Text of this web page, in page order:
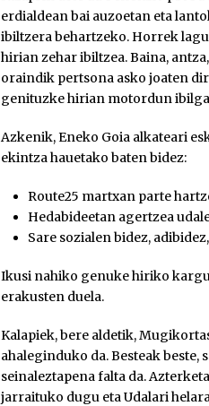
erdialdean bai auzoetan eta
ibiltzera behartzeko. Horrek
hirian zehar ibiltzea. Baina,
oraindik pertsona asko joaten
genituzke hirian motordun
Azkenik, Eneko Goia alkateari
ekintza hauetako baten bidez:
Route25 martxan parte
Hedabideetan agertzea
Sare sozialen bidez,
Ikusi nahiko genuke hiriko
erakusten duela.
Kalapiek, bere aldetik,
ahaleginduko da. Besteak
seinaleztapena falta da.
jarraituko dugu eta Udalari